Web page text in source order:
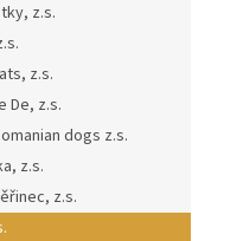
z.s.
z.s.
De, z.s.
dogs z.s.
z.s.
z.s.